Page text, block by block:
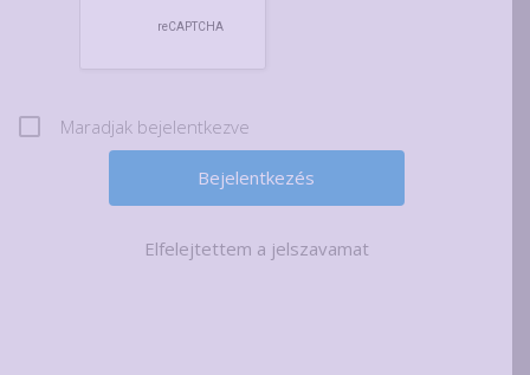
Maradjak bejelentkezve
Elfelejtettem a jelszavamat